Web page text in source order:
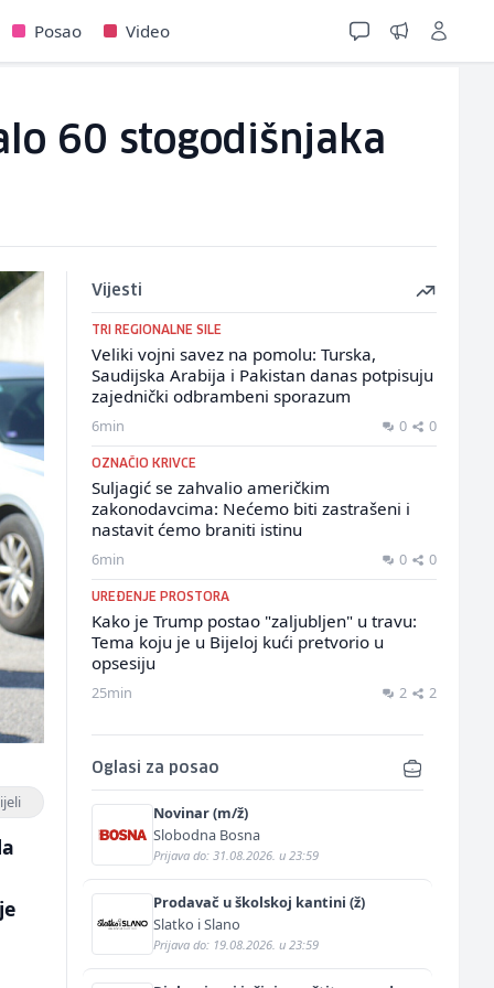
Posao Video
60 stogodišnjaka
Vijesti
TRI REGIONALNE SILE
Veliki vojni savez na pomolu: Turska,
Saudijska Arabija i Pakistan danas potpisuju
zajednički odbrambeni sporazum
6min 0 0
OZNAČIO KRIVCE
Suljagić se zahvalio američkim
zakonodavcima: Nećemo biti zastrašeni i
nastavit ćemo braniti istinu
6min 0 0
UREĐENJE PROSTORA
Kako je Trump postao "zaljubljen" u travu:
Tema koju je u Bijeloj kući pretvorio u
opsesiju
25min 2 2
Oglasi za posao
Novinar (m/ž)
Slobodna Bosna
Prijava do: 31.08.2026. u 23:59
Prodavač u školskoj kantini (ž)
Slatko i Slano
Prijava do: 19.08.2026. u 23:59